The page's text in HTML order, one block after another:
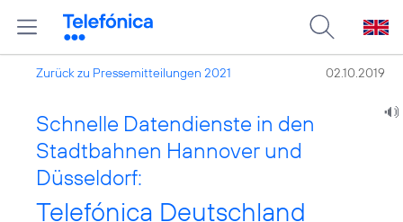
Zurück zu Pressemitteilungen 2021 02.10.2019
Schnelle Datendienste in den
Stadtbahnen Hannover und
Düsseldorf:
Telefónica Deutschland